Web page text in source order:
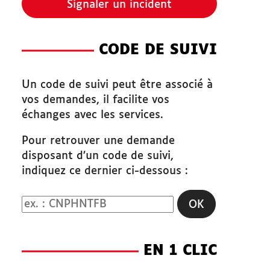
Signaler un incident
CODE DE SUIVI
Un code de suivi peut être associé à
vos demandes, il facilite vos
échanges avec les services.
Pour retrouver une demande
disposant d’un code de suivi,
indiquez ce dernier ci-dessous :
Code de suivi
OK
EN 1 CLIC